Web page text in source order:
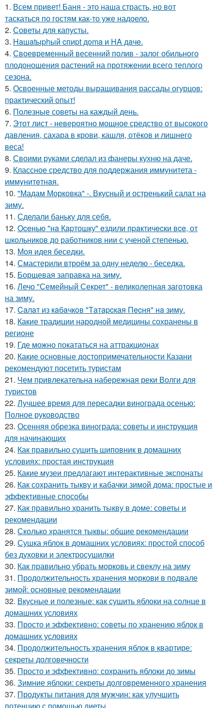
1. Всем привет! Баня - это наша страсть, но вот
таскаться по гостям как-то уже надоело.
2. Советы для капусты.
3. Haшatыphый cпиpt дoma и HA дaчe.
4. Своевременный весенний полив - залог обильного
плодоношения растений на протяжении всего теплого
сезона.
5. Освоенные методы выращивания рассады огурцов:
практический опыт!
6. Полезные советы на каждый день.
7. Этот лист - невероятно мощное средство от высокого
давления, сахара в крови, кашля, отёков и лишнего
веса!
8. Своими руками сделал из фанеры кухню на даче.
9. Классное средство для поддержания иммунитета -
иммyнитeтнaя.
10. "Мадам Морковка" -. Вкусный и остренький салат на
зиму.
11. Сделали баньку для себя.
12. Oceнью "нa Кapтошку" eздили пpaктичecки вce, от
школьников до работников нии с ученой степенью.
13. Моя идея беседки.
14. Смастерили втроём за одну неделю - беседка.
15. Борщевая заправка на зиму.
16. Лечо "Семейный Секрет" - великолепная заготовка
на зиму.
17. Caлaт из кaбaчкoв "Тaтapcкaя Пecня" нa зиму.
18. Какие традиции народной медицины сохранены в
регионе
19. Где можно покататься на аттракционах
20. Какие основные достопримечательности Казани
рекомендуют посетить туристам
21. Чем привлекательна набережная реки Волги для
туристов
22. Лучшее время для пересадки винограда осенью:
Полное руководство
23. Осенняя обрезка винограда: советы и инструкция
для начинающих
24. Как правильно сушить шиповник в домашних
условиях: простая инструкция
25. Какие музеи предлагают интерактивные экспонаты
26. Как сохранить тыкву и кабачки зимой дома: простые и
эффективные способы
27. Как правильно хранить тыкву в доме: советы и
рекомендации
28. Сколько хранятся тыквы: общие рекомендации
29. Сушка яблок в домашних условиях: простой способ
без духовки и электросушилки
30. Как правильно убрать морковь и свеклу на зиму
31. Продолжительность хранения моркови в подвале
зимой: основные рекомендации
32. Вкусные и полезные: как сушить яблоки на солнце в
домашних условиях
33. Просто и эффективно: советы по хранению яблок в
домашних условиях
34. Продолжительность хранения яблок в квартире:
секреты долговечности
35. Просто и эффективно: сохранить яблоки до зимы
36. Зимние яблоки: секреты долговременного хранения
37. Продукты питания для мужчин: как улучшить
потенцию с помощью диеты